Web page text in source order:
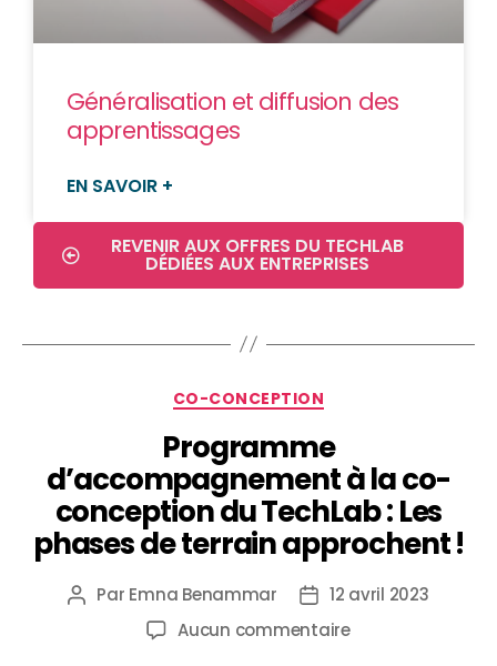
Généralisation et diffusion des
apprentissages
EN SAVOIR +
REVENIR AUX OFFRES DU TECHLAB
DÉDIÉES AUX ENTREPRISES
CO-CONCEPTION
Programme
d’accompagnement à la co-
conception du TechLab : Les
phases de terrain approchent !
Par Emna Benammar
12 avril 2023
Aucun commentaire